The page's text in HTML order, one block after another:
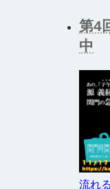
第4
中
流れ